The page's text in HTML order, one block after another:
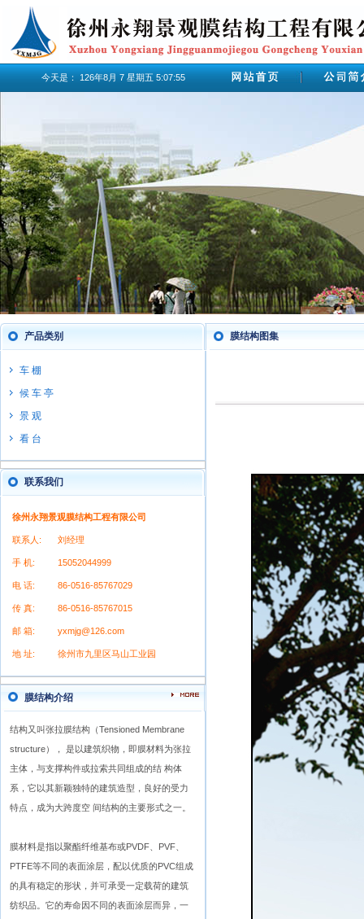
今天是： 126年8月 7 星期五 5:07:56
产品类别
车 棚
候 车 亭
景 观
看 台
联系我们
徐州永翔景观膜结构工程有限公司
联系人: 刘经理
手 机: 15052044999
电 话: 86-0516-85767029
传 真: 86-0516-85767015
邮 箱: yxmjg@126.com
地 址: 徐州市九里区马山工业园
膜结构介绍
结构又叫张拉膜结构（Tensioned Membrane
structure）， 是以建筑织物，即膜材料为张拉
主体，与支撑构件或拉索共同组成的结 构体
系，它以其新颖独特的建筑造型，良好的受力
特点，成为大跨度空 间结构的主要形式之一。
膜材料是指以聚酯纤维基布或PVDF、PVF、
PTFE等不同的表面涂层，配以优质的PVC组成
的具有稳定的形状，并可承受一定载荷的建筑
纺织品。它的寿命因不同的表面涂层而异，一
膜